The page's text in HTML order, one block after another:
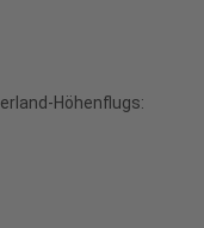
Höhenflugs: